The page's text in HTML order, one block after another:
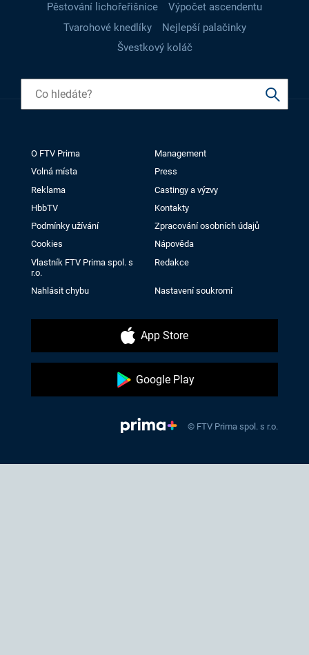
Pěstování lichořeřišnice
Výpočet ascendentu
Tvarohové knedlíky
Nejlepší palačinky
Švestkový koláč
O FTV Prima
Management
Volná místa
Press
Reklama
Castingy a výzvy
HbbTV
Kontakty
Podmínky užívání
Zpracování osobních údajů
Cookies
Nápověda
Vlastník FTV Prima spol. s
r.o.
Redakce
Nahlásit chybu Nastavení soukromí
App Store
Google Play
© FTV Prima spol. s r.o.